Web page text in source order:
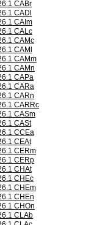
CABr
CADl
CAIm
CALc
CAMc
CAMl
CAMm
CAMn
CAPa
CARa
CARn
CARRc
CASm
CASt
CCEa
CEAt
CERm
CERp
CHAt
CHEc
CHEm
CHEn
CHOn
CLAb